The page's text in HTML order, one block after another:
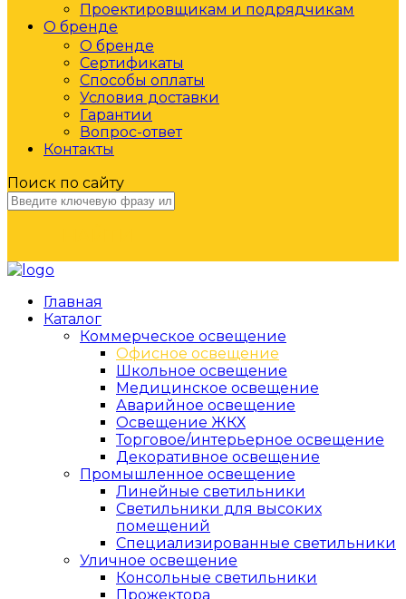
Проектировщикам и подрядчикам
О бренде
О бренде
Сертификаты
Способы оплаты
Условия доставки
Гарантии
Вопрос-ответ
Контакты
Поиск по сайту
Главная
Каталог
Коммерческое освещение
Офисное освещение
Школьное освещение
Медицинское освещение
Аварийное освещение
Освещение ЖКХ
Торговое/интерьерное освещение
Декоративное освещение
Промышленное освещение
Линейные светильники
Светильники для высоких
помещений
Специализированные светильники
Уличное освещение
Консольные светильники
Прожектора